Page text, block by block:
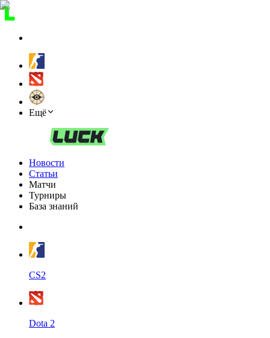
Ещё
Новости
Статьи
Матчи
Турниры
База знаний
CS2
Dota 2